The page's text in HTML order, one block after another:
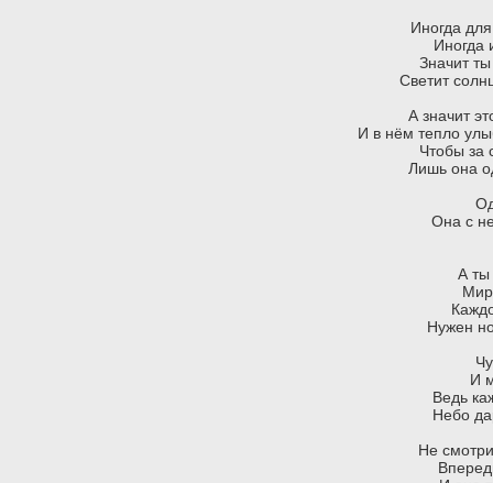
Иногда
Иногда
Значит
Светит
А значит
И в нём тепло
Чтобы за
Лишь она
Она с
А ты
Нужен
И
Ведь
Небо
Не